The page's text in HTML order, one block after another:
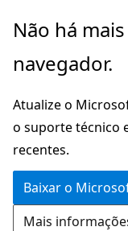
Pular
o
principal
Não há
navegador.
Atualize o
o suporte técnico
recentes.
Baixar o
Mais